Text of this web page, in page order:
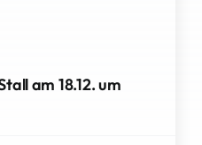
am 18.12. um